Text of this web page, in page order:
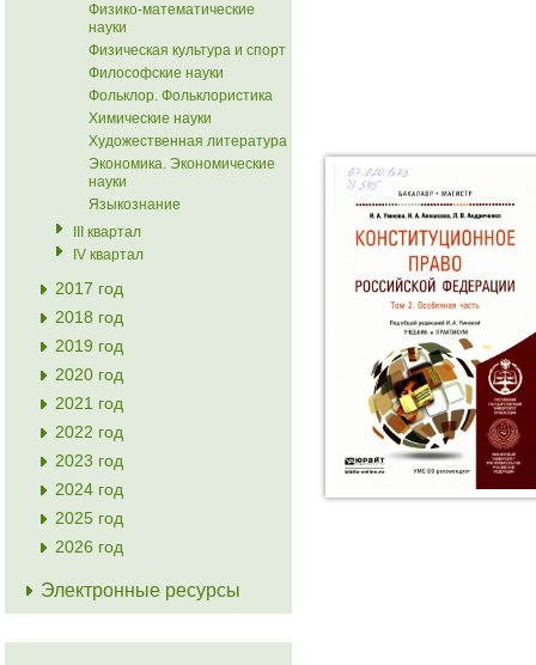
Физико-математические
науки
Физическая культура и спорт
Философские науки
Фольклор. Фольклористика
Химические науки
Художественная литература
Экономика. Экономические
науки
Языкознание
III квартал
IV квартал
2017 год
2018 год
2019 год
2020 год
2021 год
2022 год
2023 год
2024 год
2025 год
2026 год
Электронные ресурсы